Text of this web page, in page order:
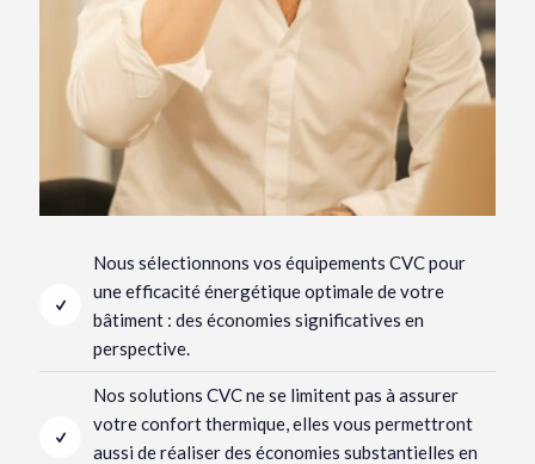
Nous sélectionnons vos équipements CVC pour
une efficacité énergétique optimale de votre
bâtiment : des économies significatives en
perspective.
Nos solutions CVC ne se limitent pas à assurer
votre confort thermique, elles vous permettront
aussi de réaliser des économies substantielles en